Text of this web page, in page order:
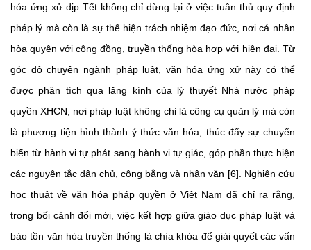
hóa ứng xử dịp Tết không chỉ dừng lại ở việc tuân thủ quy định
pháp lý mà còn là sự thể hiện trách nhiệm đạo đức, nơi cá nhân
hòa quyện với cộng đồng, truyền thống hòa hợp với hiện đại. Từ
góc độ chuyên ngành pháp luật, văn hóa ứng xử này có thể
được phân tích qua lăng kính của lý thuyết Nhà nước pháp
quyền XHCN, nơi pháp luật không chỉ là công cụ quản lý mà còn
là phương tiện hình thành ý thức văn hóa, thúc đẩy sự chuyển
biến từ hành vi tự phát sang hành vi tự giác, góp phần thực hiện
các nguyên tắc dân chủ, công bằng và nhân văn [6]. Nghiên cứu
học thuật về văn hóa pháp quyền ở Việt Nam đã chỉ ra rằng,
trong bối cảnh đổi mới, việc kết hợp giữa giáo dục pháp luật và
bảo tồn văn hóa truyền thống là chìa khóa để giải quyết các vấn